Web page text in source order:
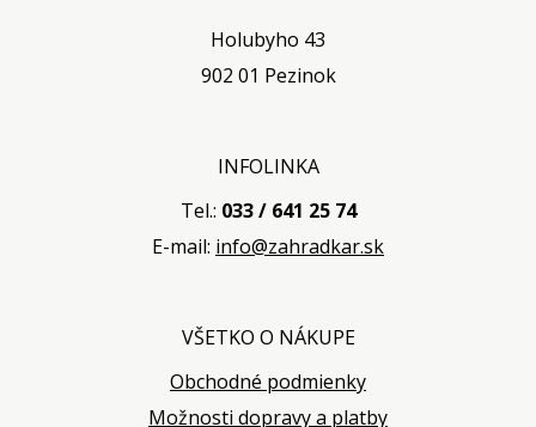
Holubyho 43
902 01 Pezinok
INFOLINKA
Tel.: 033 / 641 25 74
E-mail: info@zahradkar.sk
VŠETKO O NÁKUPE
Obchodné podmienky
Možnosti dopravy a platby